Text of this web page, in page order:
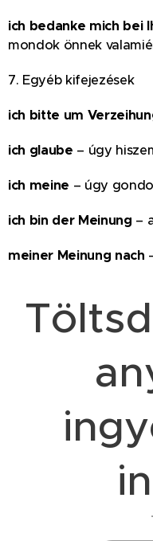
ich bedanke mich bei
mondok önnek
7. Egyéb kifejezések
ich bitte um
ich glaube – úgy
ich meine – úgy
ich bin der Meinung –
meiner Meinung nach